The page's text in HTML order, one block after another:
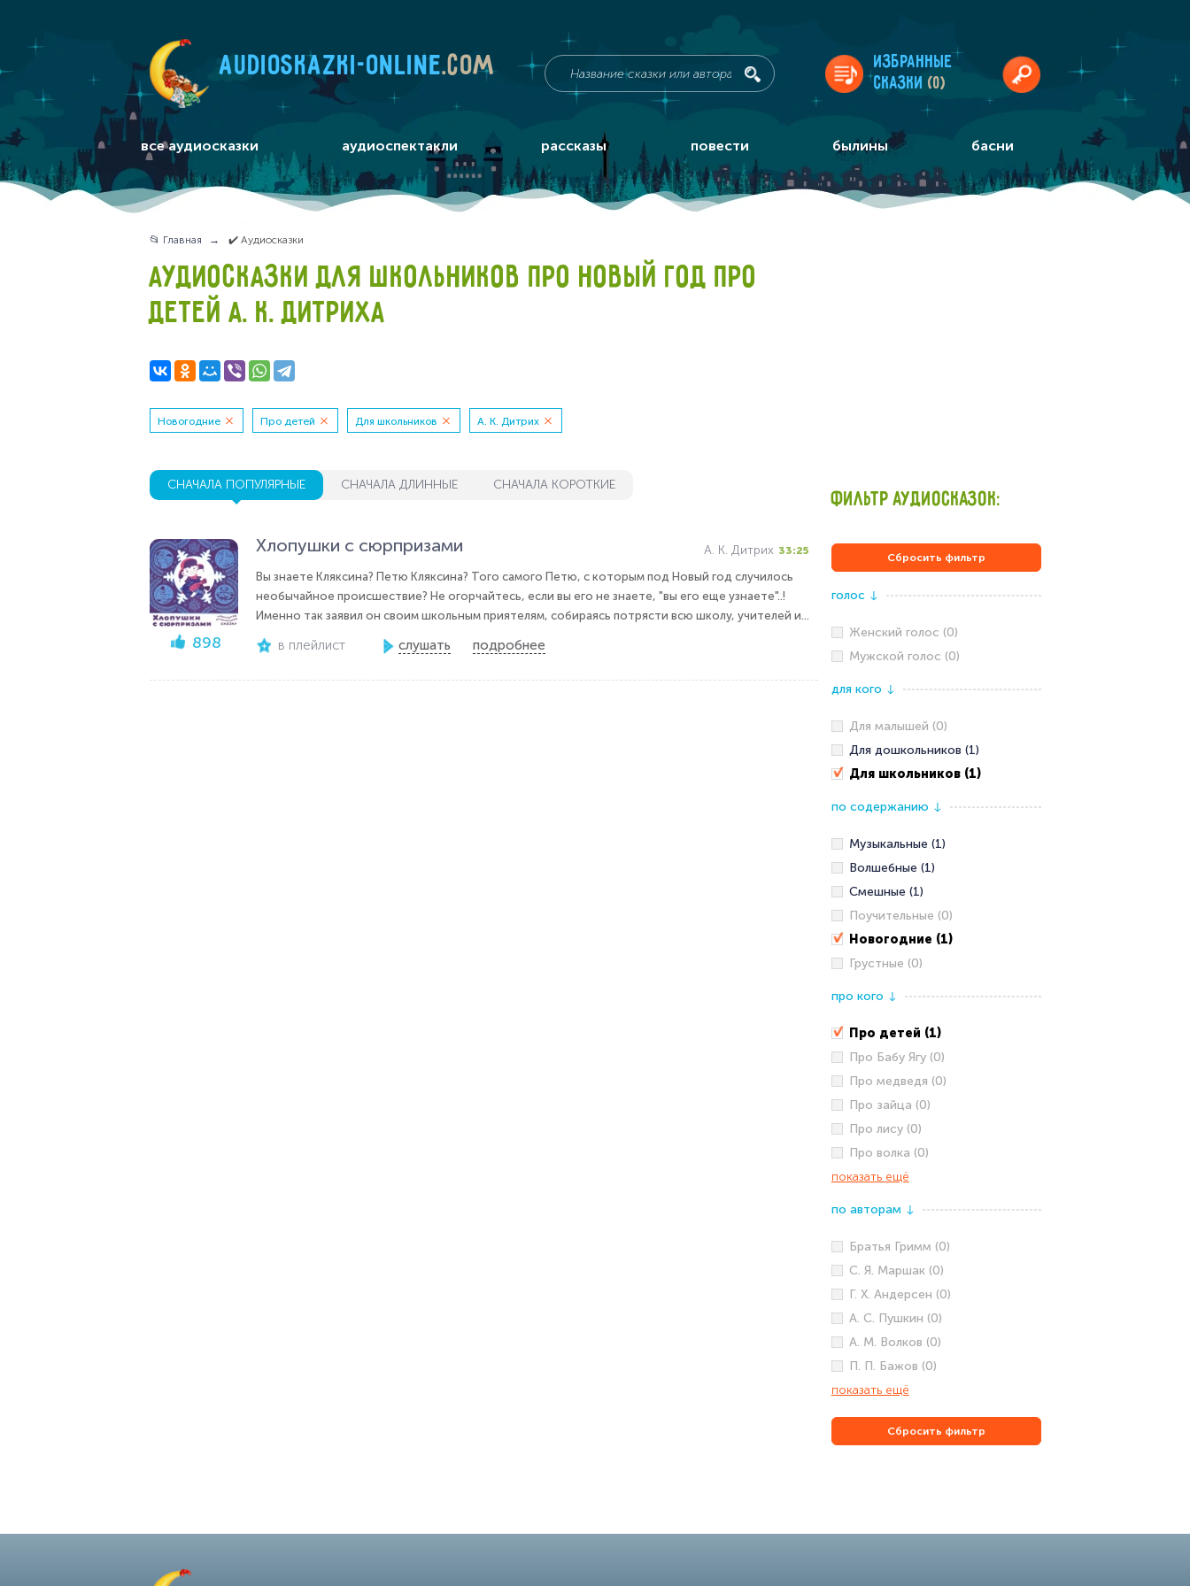
audioskazki-online.com
Избранные
сказки (0)
все аудиосказки аудиоспектакли рассказы повести былины басни
📂 Главная ✔️ Аудиосказки
АУДИОСКАЗКИ ДЛЯ ШКОЛЬНИКОВ ПРО НОВЫЙ ГОД ПРО
ДЕТЕЙ А. К. ДИТРИХА
Новогодние Про детей Для школьников А. К. Дитрих
СНАЧАЛА ПОПУЛЯРНЫЕ СНАЧАЛА ДЛИННЫЕ СНАЧАЛА КОРОТКИЕ
898
Хлопушки с сюрпризами А. К. Дитрих 33:25
Вы знаете Кляксина? Петю Кляксина? Того самого Петю, с которым под Новый год случилось
необычайное происшествие? Не огорчайтесь, если вы его не знаете, "вы его еще узнаете"..!
Именно так заявил он своим школьным приятелям, собираясь потрясти всю школу, учителей и...
в плейлист слушать подробнее
ФИЛЬТР АУДИОСКАЗОК:
Сбросить фильтр
голос ↓
Женский голос (0)
Мужской голос (0)
для кого ↓
Для малышей (0)
Для дошкольников (1)
Для школьников (1)
по содержанию ↓
Музыкальные (1)
Волшебные (1)
Смешные (1)
Поучительные (0)
Новогодние (1)
Грустные (0)
про кого ↓
Про детей (1)
Про Бабу Ягу (0)
Про медведя (0)
Про зайца (0)
Про лису (0)
Про волка (0)
показать ещё
по авторам ↓
Братья Гримм (0)
С. Я. Маршак (0)
Г. Х. Андерсен (0)
А. С. Пушкин (0)
А. М. Волков (0)
П. П. Бажов (0)
показать ещё
Сбросить фильтр